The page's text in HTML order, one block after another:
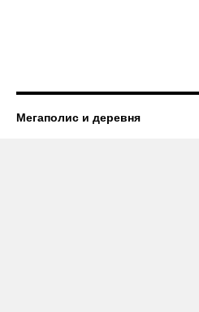
Мегаполис и деревня